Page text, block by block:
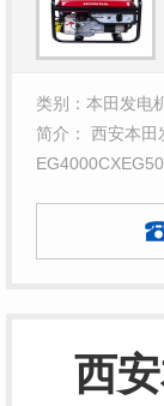
类别：本田发电
简介： 西安本田
西